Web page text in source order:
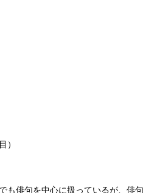
）
も俳句を中心に扱っているが、俳句